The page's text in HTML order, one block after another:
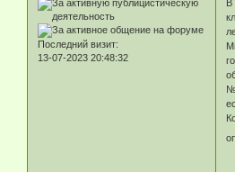
Последний визит:
13-07-2023 20:48:32
В